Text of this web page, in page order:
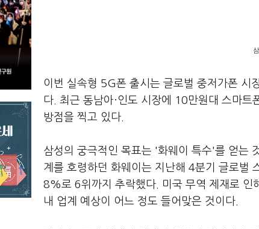
이번 실속형 5G폰 출시는 글로벌 중저가폰 시
다. 최근 동남아·인도 시장에 10만원대 스마트
방점을 찍고 있다.
삼성의 궁극적인 목표는 '화웨이 특수'를 얻는
계를 호령하던 화웨이는 지난해 4분기 글로
8%로 6위까지 추락했다. 미국 무역 제재로 인
내 업계 예상이 어느 정도 들어맞은 것이다.